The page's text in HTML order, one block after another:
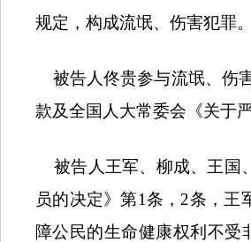
规定，构成流氓、伤害犯罪。
被告人佟贵参与流氓、伤
款及全国人大常委会《关于
被告人王军、柳成、王国
员的决定》第1条， 2条，王
障公民的生命健康权利不